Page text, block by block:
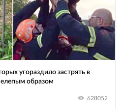
угораздило застрять в
образом
628052